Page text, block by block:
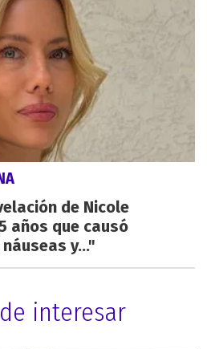
de Nicole
años que causó
y..."
interesar